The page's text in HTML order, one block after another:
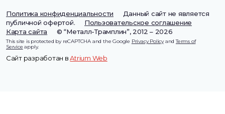
Политика конфиденциальности
Данный сайт не является
публичной офертой.
Пользовательское соглашение
Карта сайта
© “Металл-Трамплин”, 2012 – 2026
This site is protected by reCAPTCHA and the Google Privacy PolicyandTerms of
Service apply.
Сайт разработан вAtrium Web